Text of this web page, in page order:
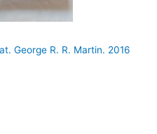
George R. R. Martin. 2016